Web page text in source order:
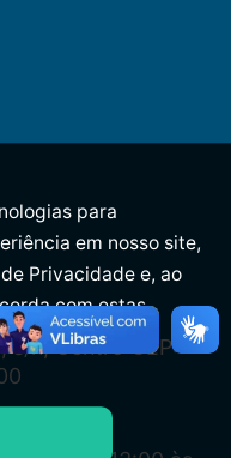
s/n, Centro CEP:
para
em nosso site,
Privacidade e, ao
com estas